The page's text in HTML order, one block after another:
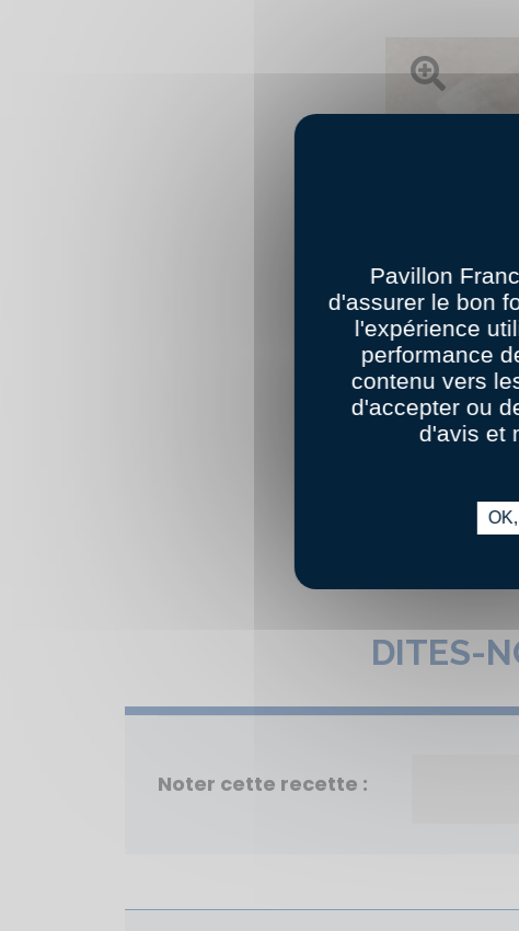
Ouvrir l'image
DITES-
Noter cette recette :
Pavillon
d'assurer le bon
l'expérience
performance
contenu vers
d'accepter ou
d'avis et